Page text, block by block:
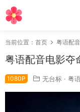
当前位置： 首页 粤语配
粤语配音电影
1080P 无台标 · 粤